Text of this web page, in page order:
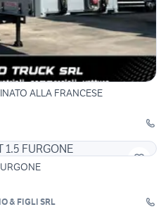
ALLA FRANCESE
& FIGLI SRL